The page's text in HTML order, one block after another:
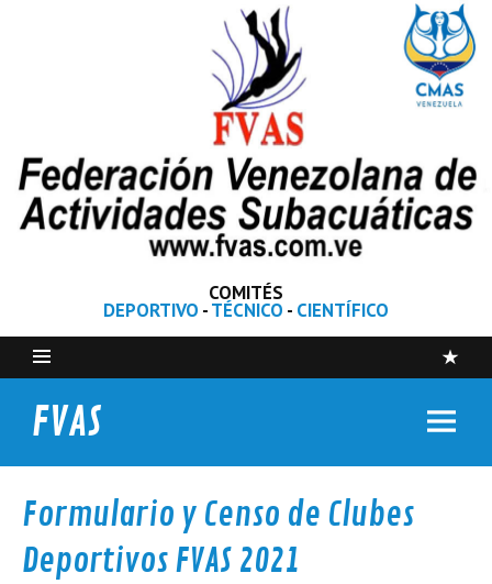
COMITÉS
DEPORTIVO -TÉCNICO - CIENTÍFICO
FVAS
Formulario y Censo de Clubes
Deportivos FVAS 2021